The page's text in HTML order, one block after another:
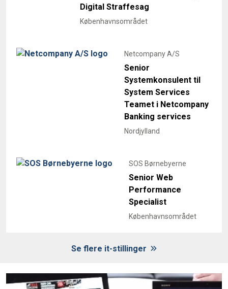
Digital Straffesag
Københavnsområdet
Netcompany A/S
Senior
Systemkonsulent til
System Services
Teamet i Netcompany
Banking services
Nordjylland
SOS Børnebyerne
Senior Web
Performance
Specialist
Københavnsområdet
Se flere it-stillinger